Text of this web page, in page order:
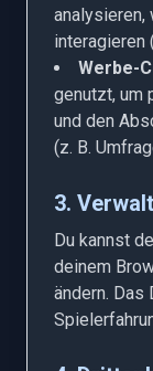
interagieren
Werbe-
genutzt, um
und den
(z. B.
3.
Du kannst
deinem
ändern. Das